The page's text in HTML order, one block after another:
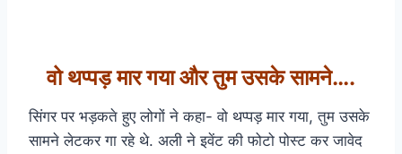
वो थप्पड़ मार गया और तुम उसके सामने….
सिंगर पर भड़कते हुए लोगों ने कहा- वो थप्पड़ मार गया, तुम उसके
सामने लेटकर गा रहे थे. अली ने इवेंट की फोटो पोस्ट कर जावेद